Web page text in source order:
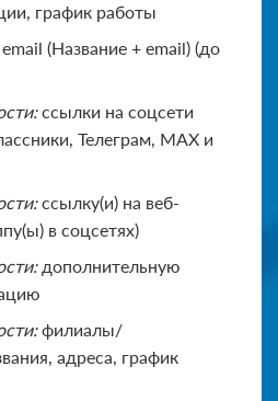
график работы
(Название + email) (до
ссылки на соцсети
Телеграм, MAX и
ссылку(и) на веб-
в соцсетях)
дополнительную
филиалы/
адреса, график